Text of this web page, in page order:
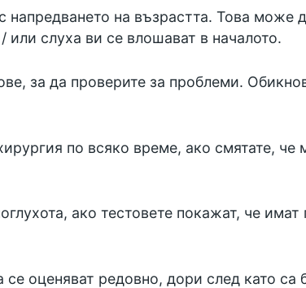
напредването на възрастта. Това може
слуха ви се влошават в началото.
за да проверите за проблеми.
по всяко време, ако смятате, че
ако тестовете покажат, че
оценяват редовно, дори след като са